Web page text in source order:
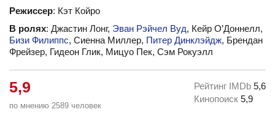
Режиссер: Кэт Койро
В ролях: Джастин Лонг, Эван Рэйчел Вуд, Кейр О’Доннелл,
Бизи Филиппс, Сиенна Миллер, Питер Динклэйдж, Брендан
Фрейзер, Гидеон Глик, Мицуо Пек, Сэм Рокуэлл
5,9
по мнению 2589 человек
Рейтинг IMDb 5,6
Кинопоиск 5,9